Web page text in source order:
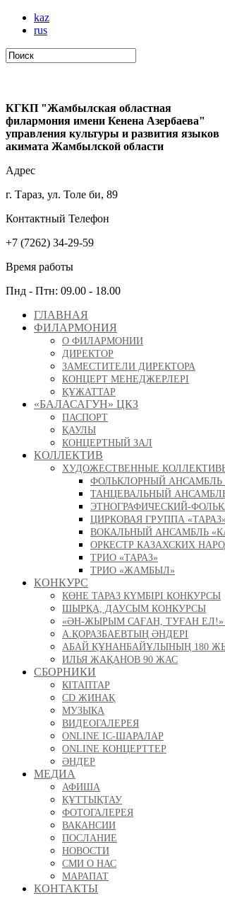
kaz
rus
КГКП "Жамбылская областная
филармония имени Кенена Азербаева"
управления культуры и развития языков
акимата Жамбылской области
Адрес
г. Тараз, ул. Толе би, 89
Контактный Телефон
+7 (7262) 34-29-59
Время работы
Пнд - Птн: 09.00 - 18.00
ГЛАВНАЯ
ФИЛАРМОНИЯ
О ФИЛАРМОНИИ
ДИРЕКТОР
ЗАМЕСТИТЕЛИ ДИРЕКТОРА
КОНЦЕРТ МЕНЕДЖЕРЛЕРІ
ҚҰЖАТТАР
«БАЛАСАГУН» ЦКЗ
ПАСПОРТ
ҚАУЛЫ
КОНЦЕРТНЫЙ ЗАЛ
КОЛЛЕКТИВ
ХУДОЖЕСТВЕННЫЕ
ФОЛЬКЛОРНЫЙ АНСАМБЛЬ
ТАНЦЕВАЛЬНЫЙ АНСАМБЛЬ
ЭТНОГРАФИЧЕСКИЙ-
ЦИРКОВАЯ ГРУППА «ТАРАЗ»
ВОКАЛЬНЫЙ АНСАМБЛЬ
ОРКЕСТР КАЗАХСКИХ
ТРИО «ТАРАЗ»
ТРИО «ЖАМБЫЛ»
КОНКУРС
КӨНЕ ТАРАЗ КҮМБІРІ КОНКУРСЫ
ШЫРҚА, ДАУСЫМ КОНКУРСЫ
«ӘН-ЖЫРЫМ САҒАН, ТУҒАН
А.ҚОРАЗБАЕВТЫҢ ӘНДЕРІ
АБАЙ ҚҰНАНБАЙҰЛЫНЫҢ 180
ИЛЬЯ ЖАҚАНОВ 90 ЖАС
СБОРНИКИ
КІТАПТАР
CD ЖИНАҚ
МУЗЫКА
ВИДЕОГАЛЕРЕЯ
ONLINE ІС-ШАРАЛАР
ONLINE КОНЦЕРТТЕР
ӘНДЕР
МЕДИА
АФИША
ҚҰТТЫҚТАУ
ФОТОГАЛЕРЕЯ
ВАКАНСИИ
ПОСЛАНИЕ
НОВОСТИ
СМИ О НАС
МАРАПАТ
КОНТАКТЫ